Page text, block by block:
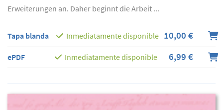
Erweiterungen an. Daher beginnt die Arbeit ...
Tapa blanda Inmediatamente disponible 10,00 €
ePDF Inmediatamente disponible 6,99 €